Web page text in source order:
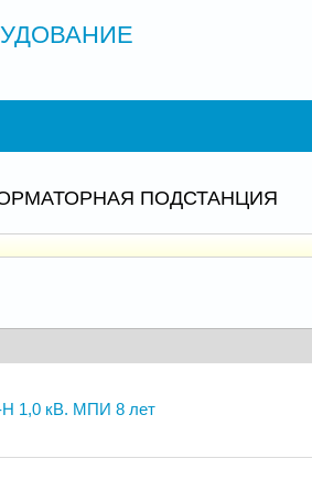
ПОДСТАНЦИЯ
1,0 кВ. МПИ 8 лет